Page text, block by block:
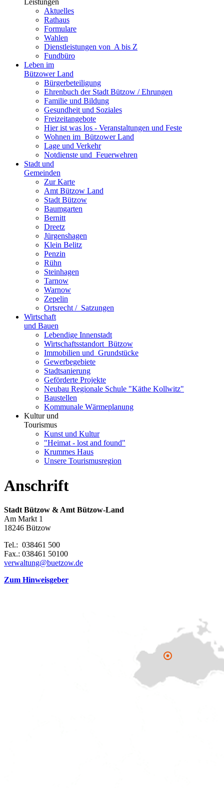
Leistungen
Aktuelles
Rathaus
Formulare
Wahlen
Dienst­leistungen ­von ­ ­A bis Z
Fundbüro
Leben im
Bützower Land
Bürgerbeteiligung
Ehrenbuch der Stadt Bützow / Ehrungen
Familie und Bildung
Gesundheit und Soziales
Freizeit­angebote
Hier ist was los - Veranstaltungen und Feste
Wohnen im ­ Bützower Land
Lage und Verkehr
Notdienste und ­ Feuerwehren
Stadt und
Gemeinden
Zur Karte
Amt Bützow Land
Stadt Bützow
Baumgarten
Bernitt
Dreetz
Jürgenshagen
Klein Belitz
Penzin
Rühn
Steinhagen
Tarnow
Warnow
Zepelin
Ortsrecht / ­ Satzungen
Wirtschaft
und Bauen
Lebendige Innenstadt
Wirtschaftsstand­ort ­ Bützow
Immobilien und ­ Grundstücke
Gewerbegebiete
Stadtsanierung
Geförderte Projekte
Neubau Regionale Schule "Käthe Kollwitz"
Baustellen
Kommunale Wärmeplanung
Kultur und
Tourismus
Kunst und Kultur
"Heimat - lost and found"
Krummes Haus
Unsere Tourismusregion
Anschrift
Stadt Bützow & Amt Bützow-Land
Am Markt 1
18246 Bützow
Tel.: 038461 500
Fax.: 038461 50100
verwaltung@buetzow.de
Zum Hinweisgeber